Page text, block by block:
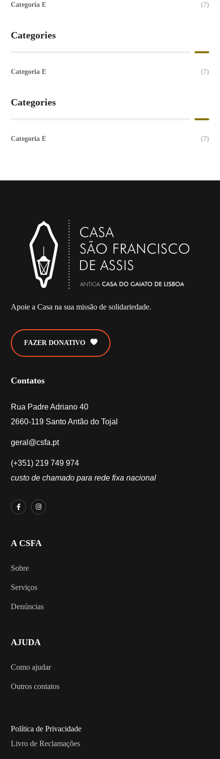
Categoria E (7)
Categories
Categoria E (7)
Categories
Categoria E (7)
Apoie a Casa na sua missão de solidariedade.
FAZER DONATIVO
Contatos
Rua Padre Adriano 40
2660-119 Santo Antão do Tojal
geral@csfa.pt
(+351) 219 749 974
custo de chamado para rede fixa nacional
A CSFA
Sobre
Serviços
Denúncias
AJUDA
Como ajudar
Outros contatos
Política de Privacidade
Livro de Reclamações